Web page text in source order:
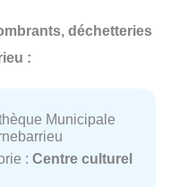
déchetteries
:
Municipale
: Centre culturel